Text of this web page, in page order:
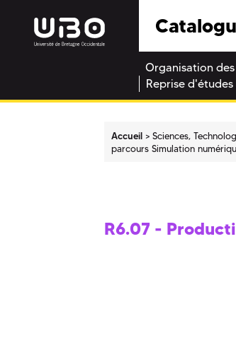
Organisation
Reprise
Accueil Sciences,
parcours Simulation
R6.07 -